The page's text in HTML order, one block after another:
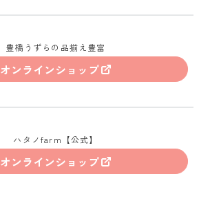
豊橋うずらの品揃え豊富
オンラインショップ
ハタノfarm【公式】
オンラインショップ